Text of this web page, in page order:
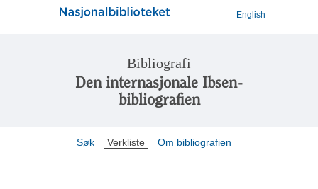
English
Bibliografi
Den internasjonale Ibsen-
bibliografien
Søk Verkliste Om bibliografien